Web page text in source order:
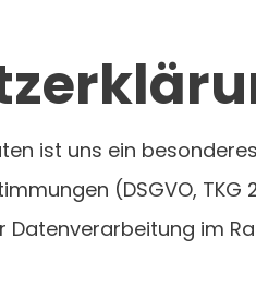
ist uns ein
(DSGVO,
im